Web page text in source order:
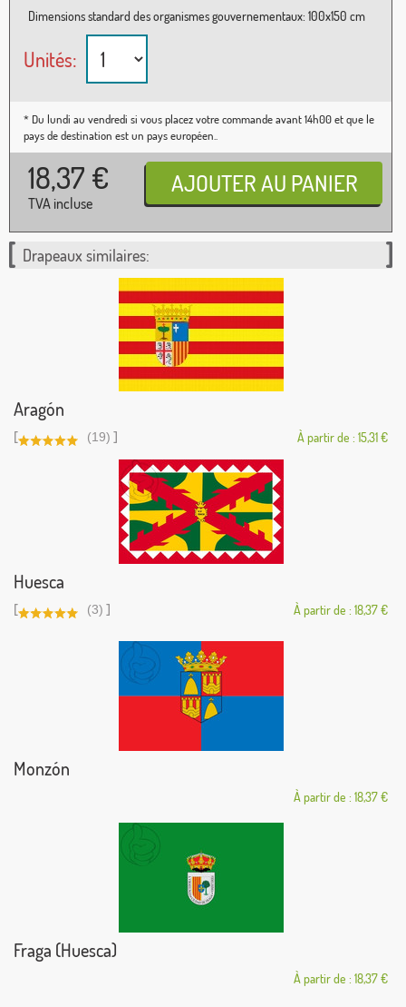
Dimensions standard des organismes gouvernementaux: 100x150 cm
Unités:
* Du lundi au vendredi si vous placez votre commande avant 14h00 et que le
pays de destination est un pays européen..
18,37 €
TVA incluse
Drapeaux similaires:
Aragón
[ (19) ] À partir de : 15,31 €
Huesca
[ (3) ] À partir de : 18,37 €
Monzón
À partir de : 18,37 €
Fraga (Huesca)
À partir de : 18,37 €